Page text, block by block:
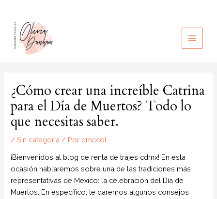
contenido
MAIN
¿Cómo crear una increíble Catrina
para el Día de Muertos? Todo lo
que necesitas saber.
/Sin categoría / Por dmccol
¡Bienvenidos al blog de renta de trajes cdmx! En esta
ocasión hablaremos sobre una de las tradiciones más
representativas de México: la celebración del Día de
Muertos. En específico, te daremos algunos consejos